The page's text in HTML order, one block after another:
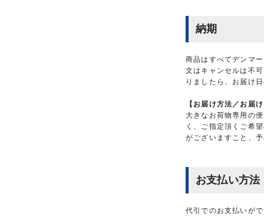
納期
商品はすべてデンマ
文はキャンセルは不
りましたら、お届け
【お届け方法／お届
大きなお荷物専用の
く、ご指定頂くご希
がございますこと、
お支払い方法
代引でのお支払いが